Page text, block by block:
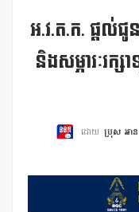
អ.វ.ត.ក. ផ្ដល់
និងសម្ភារៈរក្
ដោយ ប្រុស អាន